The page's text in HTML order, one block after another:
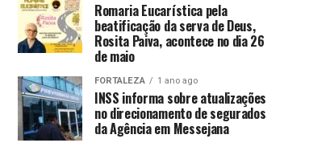
Romaria Eucarística pela
beatificação da serva de Deus,
Rosita Paiva, acontece no dia 26
de maio
FORTALEZA 1 ano ago
INSS informa sobre atualizações
no direcionamento de segurados
da Agência em Messejana